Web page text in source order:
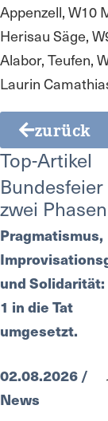
Appenzell, W10
Herisau Säge,
Alabor, Teufen,
Laurin
zurück
Top-Artikel
Bundesfeier
zwei Phasen
Pragmatismus,
und Solidarität:
1 in die Tat
umgesetzt.
02.08.2026 /
News